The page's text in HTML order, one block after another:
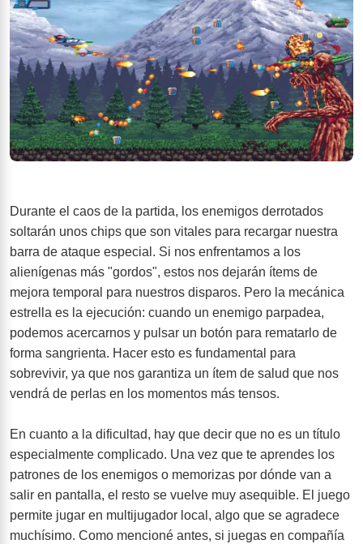
Durante el caos de la partida, los enemigos derrotados
soltarán unos chips que son vitales para recargar nuestra
barra de ataque especial. Si nos enfrentamos a los
alienígenas más "gordos", estos nos dejarán ítems de
mejora temporal para nuestros disparos. Pero la mecánica
estrella es la ejecución: cuando un enemigo parpadea,
podemos acercarnos y pulsar un botón para rematarlo de
forma sangrienta. Hacer esto es fundamental para
sobrevivir, ya que nos garantiza un ítem de salud que nos
vendrá de perlas en los momentos más tensos.
En cuanto a la dificultad, hay que decir que no es un título
especialmente complicado. Una vez que te aprendes los
patrones de los enemigos o memorizas por dónde van a
salir en pantalla, el resto se vuelve muy asequible. El juego
permite jugar en multijugador local, algo que se agradece
muchísimo. Como mencioné antes, si juegas en compañía